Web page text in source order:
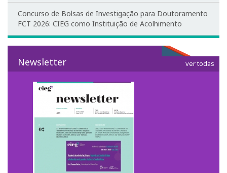
Bolseiras CIEG/FCT
Pós-Doutoramentos
Publicações
Atividades do CIEG
Conferências de Aniversário do CIEG
Outras Conferências do CIEG
Género em debate
Concurso de Bolsas de Investigação para Doutoramento
FCT 2026: CIEG como Instituição de Acolhimento
Newsletter ver todas